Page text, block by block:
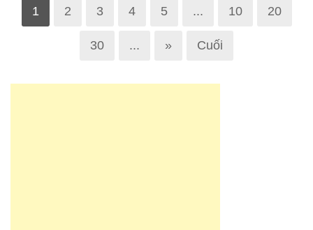
1 2 3 4 5 ... 10 20
30 ... » Cuối